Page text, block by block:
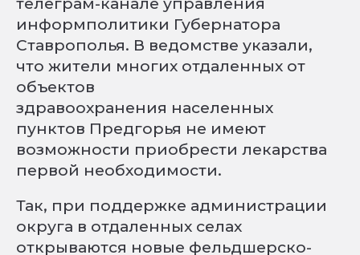
информполитики Губернатора
Ставрополья. В ведомстве указали,
что жители многих отдаленных от
объектов
здравоохранения населенных
пунктов Предгорья не имеют
возможности приобрести лекарства
первой необходимости.
Так, при поддержке администрации
округа в отдаленных селах
открываются новые фельдшерско-